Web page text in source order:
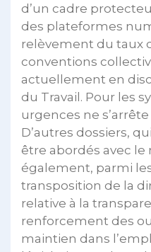
d’un cadre
des plateformes
relèvement du taux
conventions
actuellement en
du Travail. Pour les
urgences ne
D’autres dossiers,
être abordés avec
également, parmi
transposition de la
relative à la
renforcement des
maintien dans